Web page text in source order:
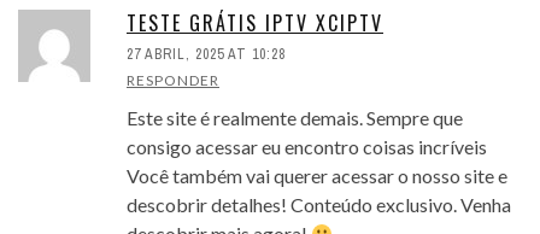
TESTE GRÁTIS IPTV XCIPTV
27 ABRIL, 2025 AT 10:28
RESPONDER
Este site é realmente demais. Sempre que
consigo acessar eu encontro coisas incríveis
Você também vai querer acessar o nosso site e
descobrir detalhes! Conteúdo exclusivo. Venha